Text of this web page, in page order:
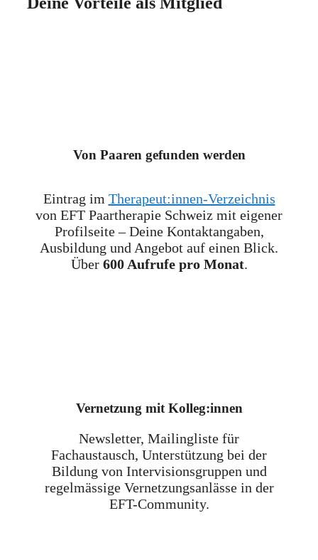
Von Paaren gefunden werden
Eintrag im Therapeut:innen-Verzeichnis
von EFT Paartherapie Schweiz mit eigener
Profilseite – Deine Kontaktangaben,
Ausbildung und Angebot auf einen Blick.
Über 600 Aufrufe pro Monat.
Vernetzung mit Kolleg:innen
Newsletter, Mailingliste für
Fachaustausch, Unterstützung bei der
Bildung von Intervisionsgruppen und
regelmässige Vernetzungsanlässe in der
EFT-Community.